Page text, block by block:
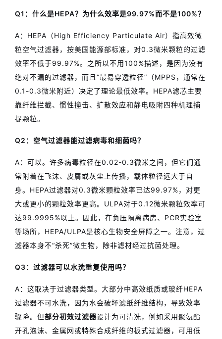
Q1：什么是HEPA？为什么效率是99.97%而不是100%？
A：HEPA（High Efficiency Particulate Air）指高效微
粒空气过滤器，按美国能源部标准，对0.3微米颗粒的过滤
效率不低于99.97%。之所以不用100%描述，是因为没有
绝对不漏的过滤器，而且“最易穿透粒径”（MPPS，通常在
0.1-0.3微米附近）决定了理论最低效率。HEPA滤芯主要
靠纤维拦截、惯性撞击、扩散效应和静电吸附四种机理捕
捉颗粒。
Q2：空气过滤器能过滤病毒和细菌吗？
A：可以。许多病毒粒径在0.02-0.3微米之间，但它们通
常附着在飞沫、皮屑或灰尘上传播，载体粒径远大于自
身。HEPA过滤器对0.3微米颗粒效率已达99.97%，对更
大或更小的颗粒效率更高。ULPA对于0.12微米颗粒效率可
达99.9995%以上。因此，在负压隔离病房、PCR实验室
等场所，HEPA/ULPA是核心生物安全屏障之一。注意，过
滤器本身不“杀死”微生物，除非滤材经过抗菌处理。
Q3：过滤器可以水洗重复使用吗？
A：这取决于过滤器类型。大部分中高效纸质或玻纤HEPA
过滤器不可水洗，因为水会破坏滤纸纤维结构，导致效率
骤降。但部分初效过滤器设计为可清洗，例如采用聚氨酯
开孔泡沫、金属网或特殊合成纤维的板式过滤器，可用低